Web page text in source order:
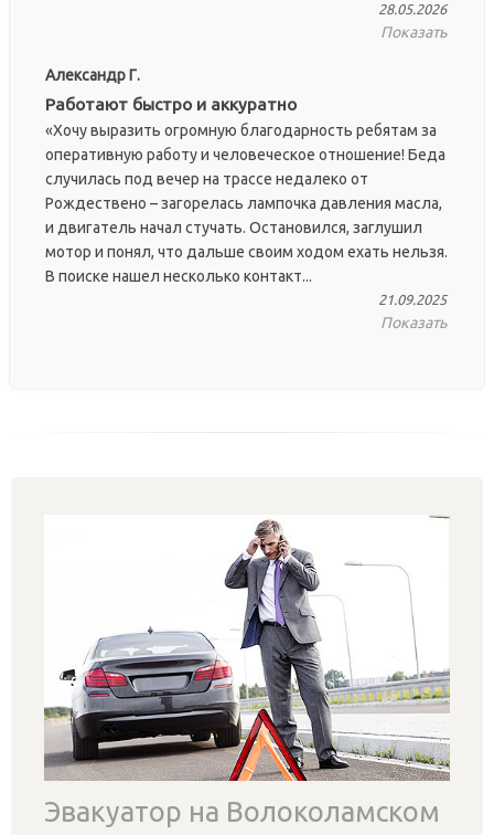
28.05.2026
Показать
Александр Г.
Работают быстро и аккуратно
«Хочу выразить огромную благодарность ребятам за
оперативную работу и человеческое отношение! Беда
случилась под вечер на трассе недалеко от
Рождествено – загорелась лампочка давления масла,
и двигатель начал стучать. Остановился, заглушил
мотор и понял, что дальше своим ходом ехать нельзя.
В поиске нашел несколько контакт...
21.09.2025
Показать
Эвакуатор на Волоколамском